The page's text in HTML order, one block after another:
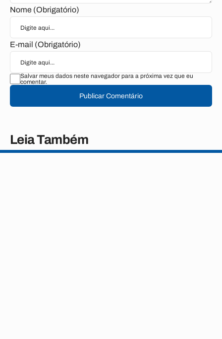
Nome (Obrigatório)
E-mail (Obrigatório)
Salvar meus dados neste navegador para a próxima vez que eu
comentar.
Publicar Comentário
Leia Também